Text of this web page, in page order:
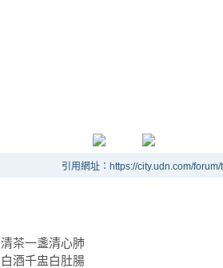
引用網址：https://city.udn.com/
清茶一盞清心肺
白酒千盅白肚腸